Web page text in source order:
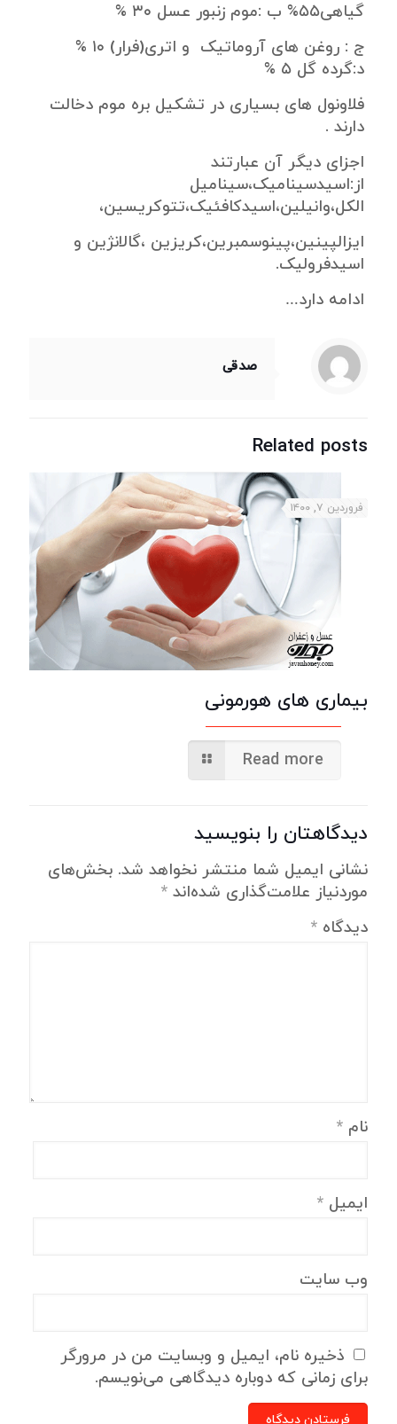
گیاهی۵۵% ب :موم زنبور عسل ۳۰ %
ج : روغن های آروماتیک و اتری(فرار) ۱۰ %
د:گرده گل ۵ %
فلاونول های بسیاری در تشکیل بره موم دخالت
دارند .
اجزای دیگر آن عبارتند
از:اسیدسینامیک،سینامیل
الکل،وانیلین،اسیدکافئیک،تتوکریسین،
ایزالپینین،پینوسمبرین،کریزین ،گالانژین و
اسیدفرولیک.
ادامه دارد…
صدقی
Related posts
فروردین ۷, ۱۴۰۰
بیماری های هورمونی
Read more
دیدگاهتان را بنویسید
نشانی ایمیل شما منتشر نخواهد شد. بخش‌های
موردنیاز علامت‌گذاری شده‌اند *
دیدگاه *
نام *
ایمیل *
وب‌ سایت
ذخیره نام، ایمیل و وبسایت من در مرورگر
برای زمانی که دوباره دیدگاهی می‌نویسم.